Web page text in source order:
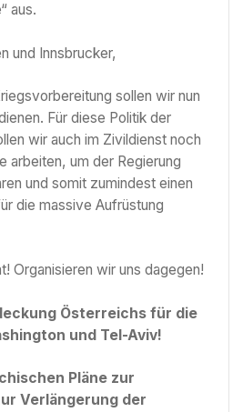
aus.
und Innsbrucker,
sollen wir nun
Für diese Politik der
wir auch im Zivildienst noch
arbeiten, um der Regierung
und somit zumindest einen
die massive Aufrüstung
Organisieren wir uns dagegen!
Österreichs für die
und Tel-Aviv!
Pläne zur
Verlängerung der